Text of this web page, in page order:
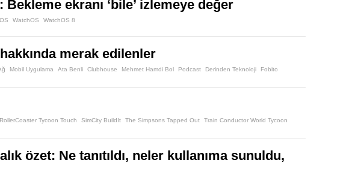
ekranı ‘bile’ izlemeye değer
WatchOS WatchOS 8
merak edilenler
Mobil Uygulama Ata Benli Clubhouse Mehmet Hamdi Bol Podcast Derinden Teknoloji
Fobito
RollerCoaster Tycoon Touch SimCity BuildIt The Simpsons Tapped Out
Train Conductor World Tycoon
özet: Ne tanıtıldı, neler kullanıma sunuldu,